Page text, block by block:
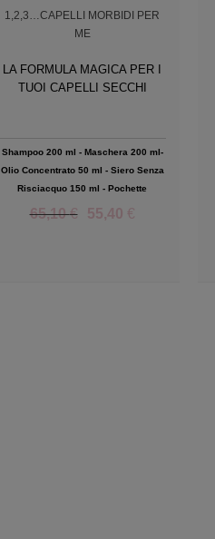
1,2,3…CAPELLI MORBIDI PER
ME
LA FORMULA MAGICA PER I
TUOI CAPELLI SECCHI
Shampoo 200 ml - Maschera 200 ml-
Olio Concentrato 50 ml - Siero Senza
Risciacquo 150 ml - Pochette
65,10€ 55,40 €